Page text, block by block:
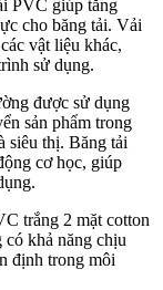
PVC giúp tăng
cho băng tải. Vải
vật liệu khác,
sử dụng.
được sử dụng
sản phẩm trong
siêu thị. Băng tải
cơ học, giúp
trắng 2 mặt cotton
có khả năng chịu
định trong môi